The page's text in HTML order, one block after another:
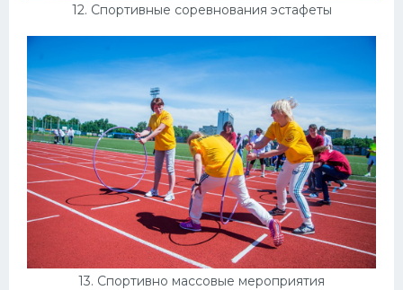
12. Спортивные соревнования эстафеты
13. Спортивно массовые мероприятия